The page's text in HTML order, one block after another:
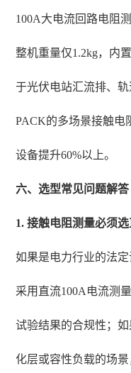
100A大电流回路电阻
整机重量仅1.2kg，内
于光伏电站汇流排、
PACK的多场景接触电
设备提升60%以上。
六、选型常见问题解答
1. 接触电阻测量必须选
如果是电力行业的法
采用直流100A电流测
试验结果的合规性；
化层或容性负载的场